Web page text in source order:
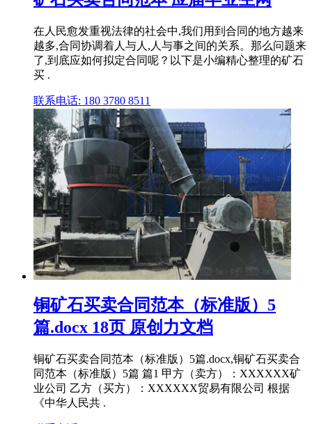
在人民愈发重视法律的社会中,我们用到合同的地方越来
越多,合同协调着人与人,人与事之间的关系。那么问题来
了,到底应如何拟定合同呢？以下是小编精心整理的矿石
买 .
联系电话: 180 3780 8511
铜矿石买卖合同范本（标准版）5
篇.docx 18页 原创力文档
铜矿石买卖合同范本（标准版）5篇.docx,铜矿石买卖合
同范本（标准版）5篇 篇1 甲方（卖方）：XXXXXX矿
业公司 乙方（买方）：XXXXXX贸易有限公司 根据
《中华人民共 .